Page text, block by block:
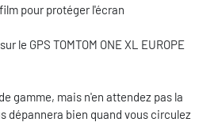
pour protéger l'écran
le GPS TOMTOM ONE XL EUROPE
gamme, mais n'en attendez pas la
dépannera bien quand vous circulez